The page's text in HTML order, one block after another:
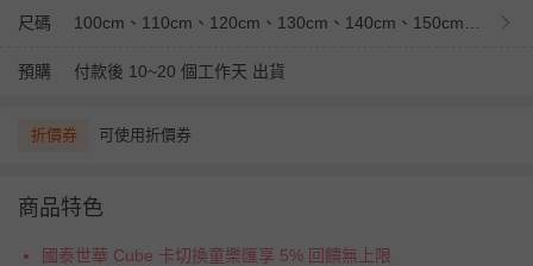
尺碼
預購 付款後 10~20 個工作天 出貨
折價券 可使用折價券
商品特色
國泰世華 Cube 卡切換童樂匯享 5% 回饋無上限